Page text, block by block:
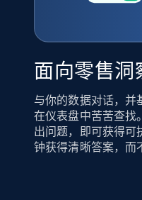
面向零售洞
与你的数据对话，并
在仪表盘中苦苦查找
出问题，即可获得可
钟获得清晰答案，而